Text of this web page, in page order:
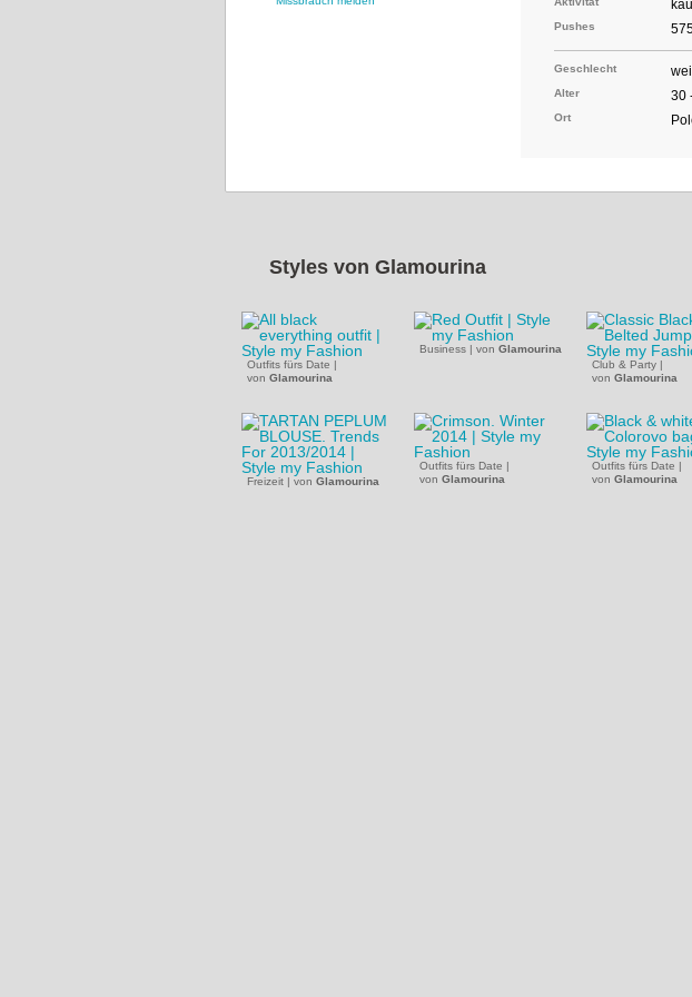
Pushes
Geschlecht
Alter 30
Ort
Styles von Glamourina
Outfits fürs Date |
von Glamourina
Business | von Glamourina
Club & Party |
von Glamourina
Freizeit | von Glamourina
Outfits fürs Date |
von Glamourina
Outfits fürs Date |
von Glamourina